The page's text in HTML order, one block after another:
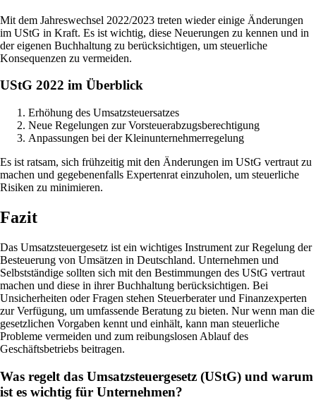
Mit dem Jahreswechsel 2022/2023 treten wieder einige Änderungen
im UStG in Kraft. Es ist wichtig, diese Neuerungen zu kennen und in
der eigenen Buchhaltung zu berücksichtigen, um steuerliche
Konsequenzen zu vermeiden.
UStG 2022 im Überblick
Erhöhung des Umsatzsteuersatzes
Neue Regelungen zur Vorsteuerabzugsberechtigung
Anpassungen bei der Kleinunternehmerregelung
Es ist ratsam, sich frühzeitig mit den Änderungen im UStG vertraut zu
machen und gegebenenfalls Expertenrat einzuholen, um steuerliche
Risiken zu minimieren.
Fazit
Das Umsatzsteuergesetz ist ein wichtiges Instrument zur Regelung der
Besteuerung von Umsätzen in Deutschland. Unternehmen und
Selbstständige sollten sich mit den Bestimmungen des UStG vertraut
machen und diese in ihrer Buchhaltung berücksichtigen. Bei
Unsicherheiten oder Fragen stehen Steuerberater und Finanzexperten
zur Verfügung, um umfassende Beratung zu bieten. Nur wenn man die
gesetzlichen Vorgaben kennt und einhält, kann man steuerliche
Probleme vermeiden und zum reibungslosen Ablauf des
Geschäftsbetriebs beitragen.
Was regelt das Umsatzsteuergesetz (UStG) und warum
ist es wichtig für Unternehmen?